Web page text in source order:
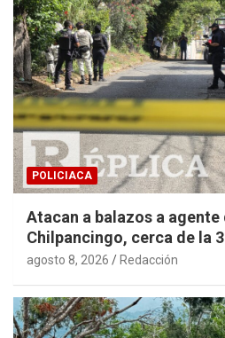
POLICIACA
Atacan a balazos a agente
Chilpancingo, cerca de la
agosto 8, 2026 Redacción